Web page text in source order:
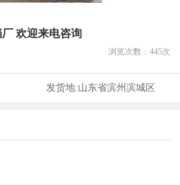
欢迎来电咨询
浏览次数： 445次
发货地:山东省滨州滨城区